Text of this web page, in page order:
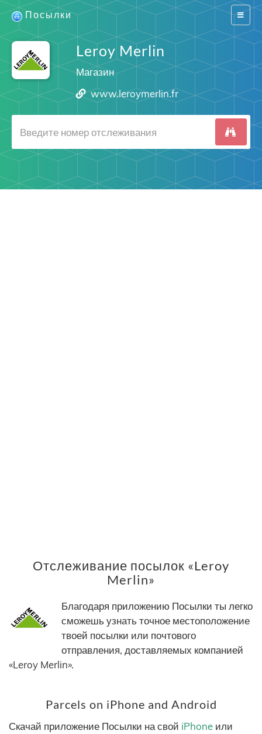
Switch
Посылки
Leroy Merlin
Магазин
www.leroymerlin.fr
Отслеживание посылок «Leroy
Merlin»
Благодаря приложению Посылки ты легко
сможешь узнать точное местоположение
твоей посылки или почтового
отправления, доставляемых компанией
«Leroy Merlin».
Parcels on iPhone and Android
Скачай приложение Посылки на свой iPhone или